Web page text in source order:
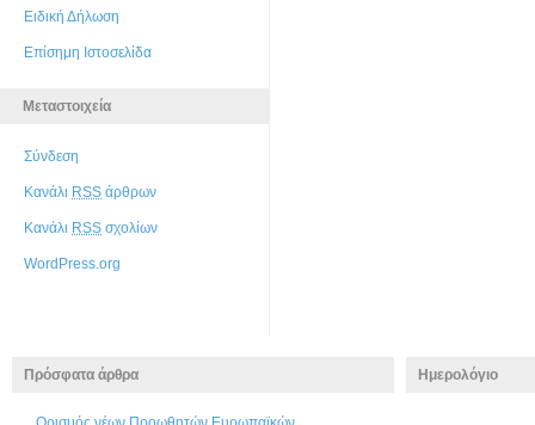
Ειδική Δήλωση
Επίσημη Ιστοσελίδα
Μεταστοιχεία
Σύνδεση
Κανάλι RSS άρθρων
Κανάλι RSS σχολίων
WordPress.org
Πρόσφατα άρθρα Ημερολόγιο